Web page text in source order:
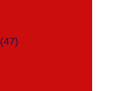
(47)